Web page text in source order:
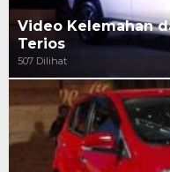
Video Kelemahan
Terios
507 Dilihat